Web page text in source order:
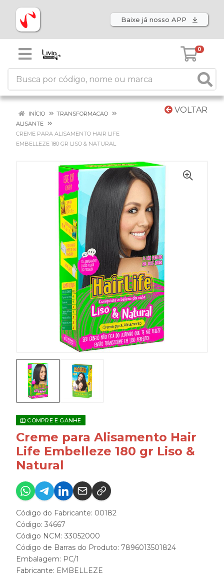
Baixe já nosso APP
0
VOLTAR
INÍCIO
TRANSFORMACAO
ALISANTE
CREME PARA ALISAMENTO HAIR LIFE
EMBELLEZE 180 GR LISO & NATURAL
COMPRE E GANHE
Creme para Alisamento Hair
Life Embelleze 180 gr Liso &
Natural
Código do Fabricante: 00182
Código: 34667
Código NCM: 33052000
Código de Barras do Produto: 7896013501824
Embalagem: PC/1
Fabricante: EMBELLEZE